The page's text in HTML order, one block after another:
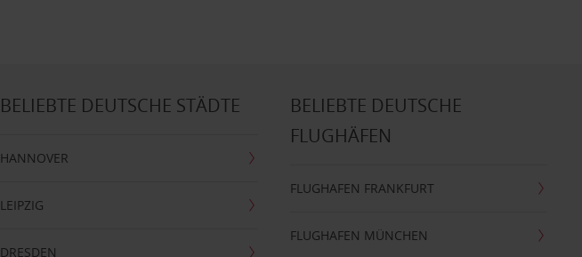
BELIEBTE DEUTSCHE STÄDTE
HANNOVER
LEIPZIG
DRESDEN
BELIEBTE DEUTSCHE
FLUGHÄFEN
FLUGHAFEN FRANKFURT
FLUGHAFEN MÜNCHEN